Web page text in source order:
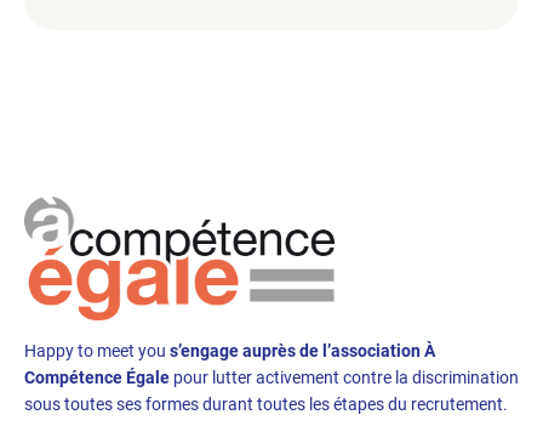
Happy to meet you s’engage auprès de l’association À
Compétence Égale pour lutter activement contre la discrimination
sous toutes ses formes durant toutes les étapes du recrutement.